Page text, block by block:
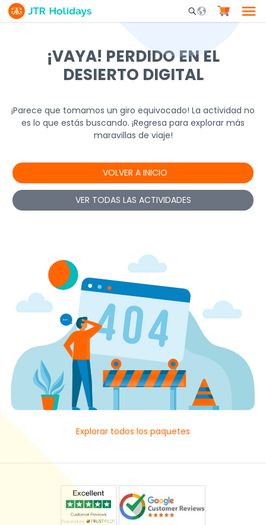
Mobile Search
¡VAYA! PERDIDO EN EL
DESIERTO DIGITAL
¡Parece que tomamos un giro equivocado! La actividad no
es lo que estás buscando. ¡Regresa para explorar más
maravillas de viaje!
VOLVER A INICIO
VER TODAS LAS ACTIVIDADES
Explorar todos los paquetes